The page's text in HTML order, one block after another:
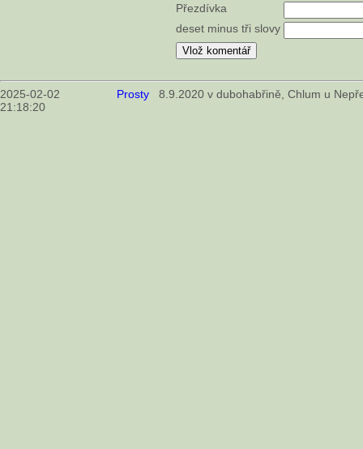
Přezdívka
deset minus tři slovy
2025-02-02
21:18:20
Prosty 8.9.2020 v dubohabřině, Chlum u